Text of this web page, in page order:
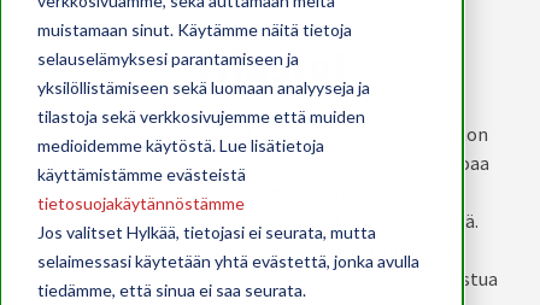
muistamaan sinut. Käytämme näitä tietoja
selauselämyksesi parantamiseen ja
yksilöllistämiseen sekä luomaan analyyseja ja
tilastoja sekä verkkosivujemme että muiden
medioidemme käytöstä. Lue lisätietoja
käyttämistämme evästeistä
tietosuojakäytännöstämme
Jos valitset Hylkää, tietojasi ei seurata, mutta
selaimessasi käytetään yhtä evästettä, jonka avulla
tiedämme, että sinua ei saa seurata.
Tilastot
Sähköteknisen Kaupan Liitto ry (STK) on puolueeton
toimialajärjestö, joka osana jäsenpalvelujaan kokoaa
jäseniensä käyttöön monipuolisesti tietoa
jäsenyritysten toimintaan vaikuttavista tekijöistä.
Yhdistyksen tilastot ovat pääosin toimialan
markkinatilastoja. Jäsenyrityksillä on oikeus osallistua